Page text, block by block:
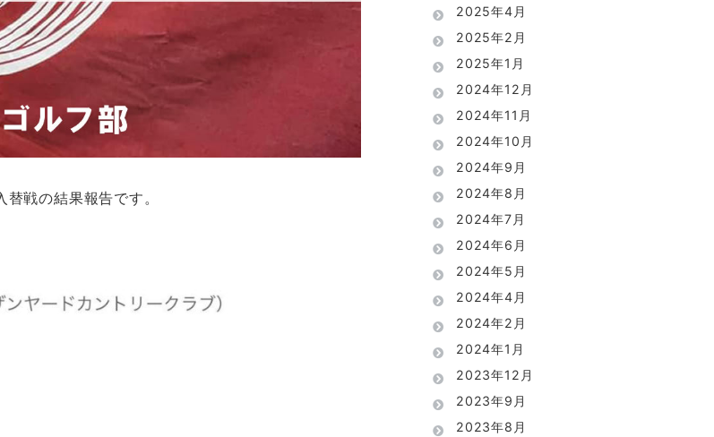
戦の結果報告です。
2025年4月
2025年2月
2025年1月
2024年12月
2024年11月
2024年10月
2024年9月
2024年8月
2024年7月
2024年6月
2024年5月
2024年4月
2024年2月
2024年1月
2023年12月
2023年9月
2023年8月